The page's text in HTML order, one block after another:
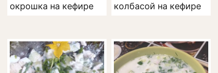
окрошка на кефире
колбасой на кефире